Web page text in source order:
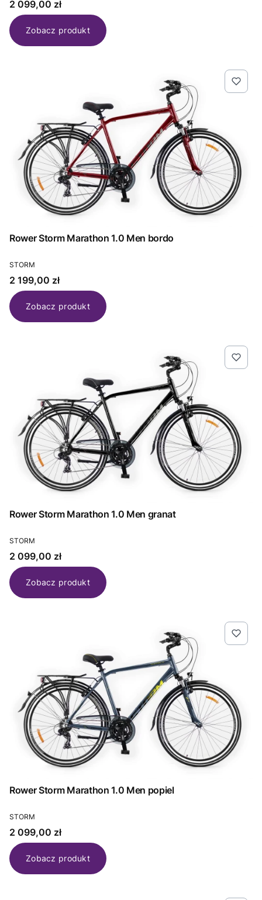
Cena
2 099,00 zł
Zobacz produkt
Rower Storm Marathon 1.0 Men bordo
PRODUCENT
STORM
Cena
2 199,00 zł
Zobacz produkt
Rower Storm Marathon 1.0 Men granat
PRODUCENT
STORM
Cena
2 099,00 zł
Zobacz produkt
Rower Storm Marathon 1.0 Men popiel
PRODUCENT
STORM
Cena
2 099,00 zł
Zobacz produkt